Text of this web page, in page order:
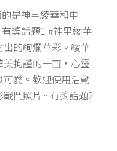
是神里綾華和申
獎話題1 #神里綾華
的絢爛華彩。綾華
拘謹的一面，心靈
愛。歡迎使用活動
鬥照片~ 有獎話題2